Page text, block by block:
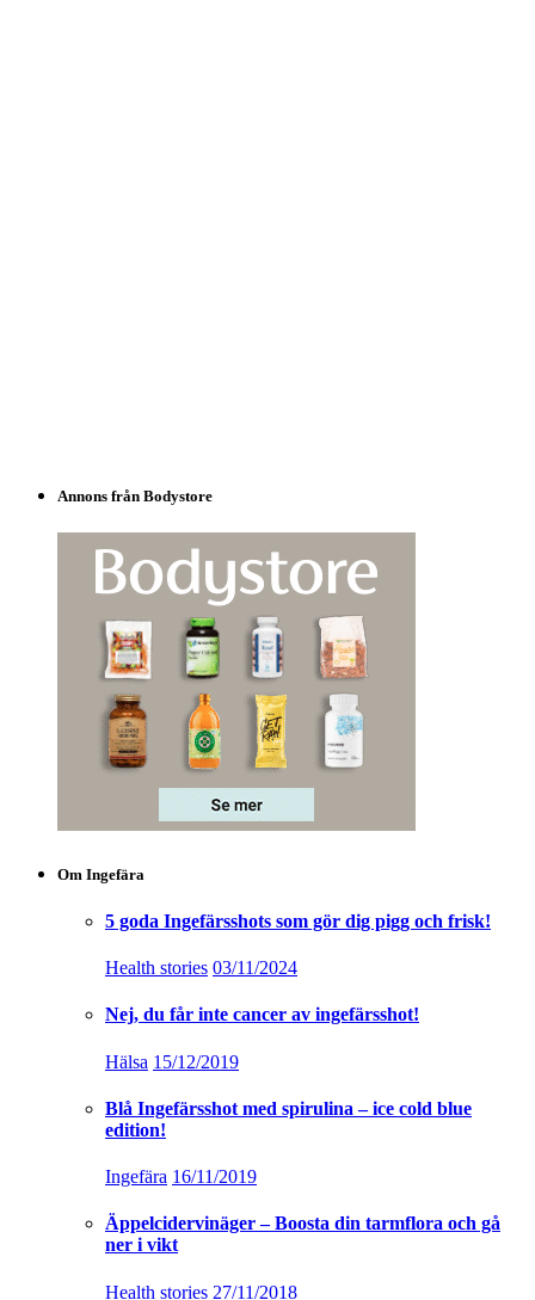
Annons från Bodystore
Om Ingefära
5 goda Ingefärsshots som gör dig pigg och frisk!
Health stories 03/11/2024
Nej, du får inte cancer av ingefärsshot!
Hälsa 15/12/2019
Blå Ingefärsshot med spirulina – ice cold blue
edition!
Ingefära 16/11/2019
Äppelcidervinäger – Boosta din tarmflora och gå
ner i vikt
Health stories 27/11/2018